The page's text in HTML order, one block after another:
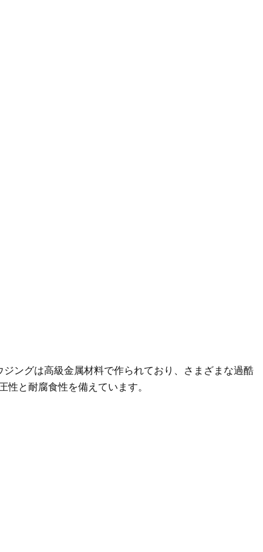
ングは高級金属材料で作られており、さまざまな過酷
と耐腐食性を備えています。